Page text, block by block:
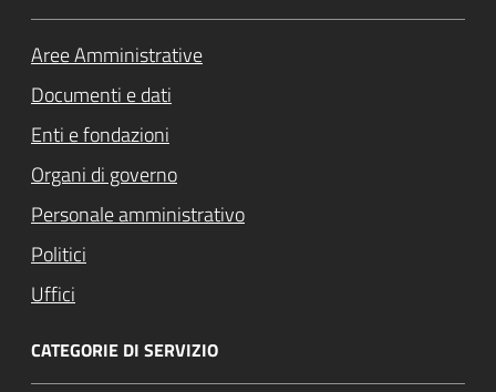
Aree Amministrative
Documenti e dati
Enti e fondazioni
Organi di governo
Personale amministrativo
Politici
Uffici
CATEGORIE DI SERVIZIO